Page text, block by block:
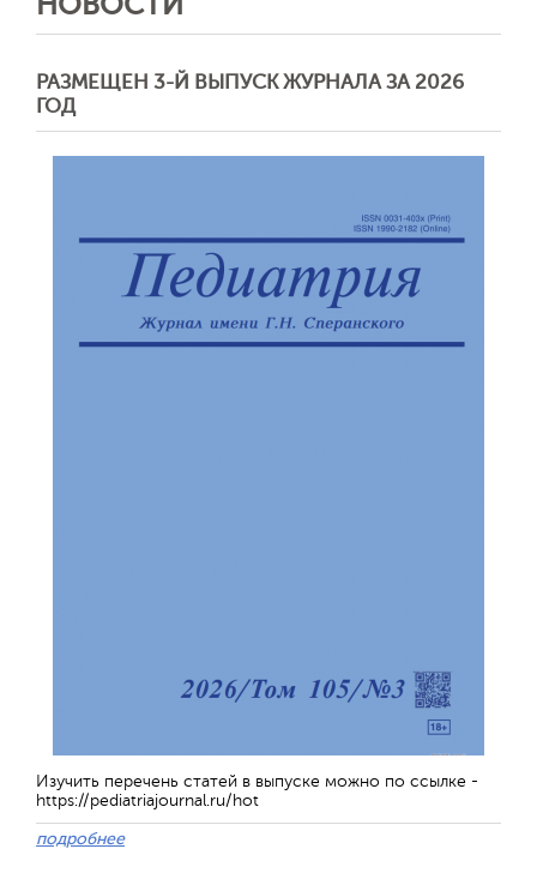
РАЗМЕЩЕН 3-Й ВЫПУСК ЖУРНАЛА ЗА 2026
ГОД
Изучить перечень статей в выпуске можно по ссылке -
https://pediatriajournal.ru/hot
подробнее